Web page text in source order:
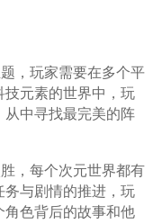
，玩家需要在多个平
元素的世界中，玩
从中寻找最完美的阵
，每个次元世界都有
与剧情的推进，玩
角色背后的故事和他